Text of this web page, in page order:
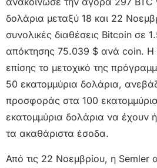
δολάρια μεταξύ 18 και 22
συνολικές διαθέσεις Bitcoin σε
απόκτησης 75.039 $ ανά coin. Η
επίσης το μετοχικό της
50 εκατομμύρια δολάρια,
προσφοράς στα 100
εκατομμύρια δολάρια να έχουν
τα ακαθάριστα έσοδα.
Από τις 22 Νοεμβρίου, η